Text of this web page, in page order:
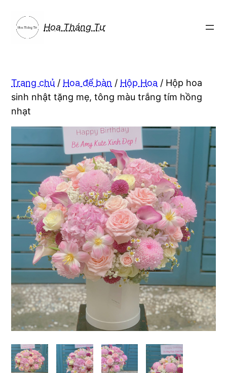
phần
Hoa Tháng Tư
Trang chủ / Hoa để bàn / Hộp Hoa / Hộp hoa
sinh nhật tặng mẹ, tông màu trắng tím hồng
nhạt